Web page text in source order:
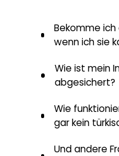
Bekomme ich
wenn ich sie
Wie ist mein
abgesichert?
Wie
gar kein
Und andere